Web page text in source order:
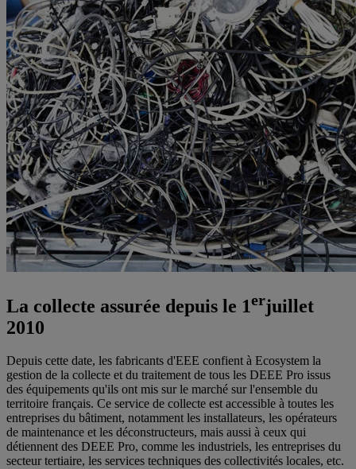
La collecte assurée depuis le 1erjuillet
2010
Depuis cette date, les fabricants d'EEE confient à Ecosystem la
gestion de la collecte et du traitement de tous les DEEE Pro issus
des équipements qu'ils ont mis sur le marché sur l'ensemble du
territoire français. Ce service de collecte est accessible à toutes les
entreprises du bâtiment, notamment les installateurs, les opérateurs
de maintenance et les déconstructeurs, mais aussi à ceux qui
détiennent des DEEE Pro, comme les industriels, les entreprises du
secteur tertiaire, les services techniques des collectivités locales, etc.